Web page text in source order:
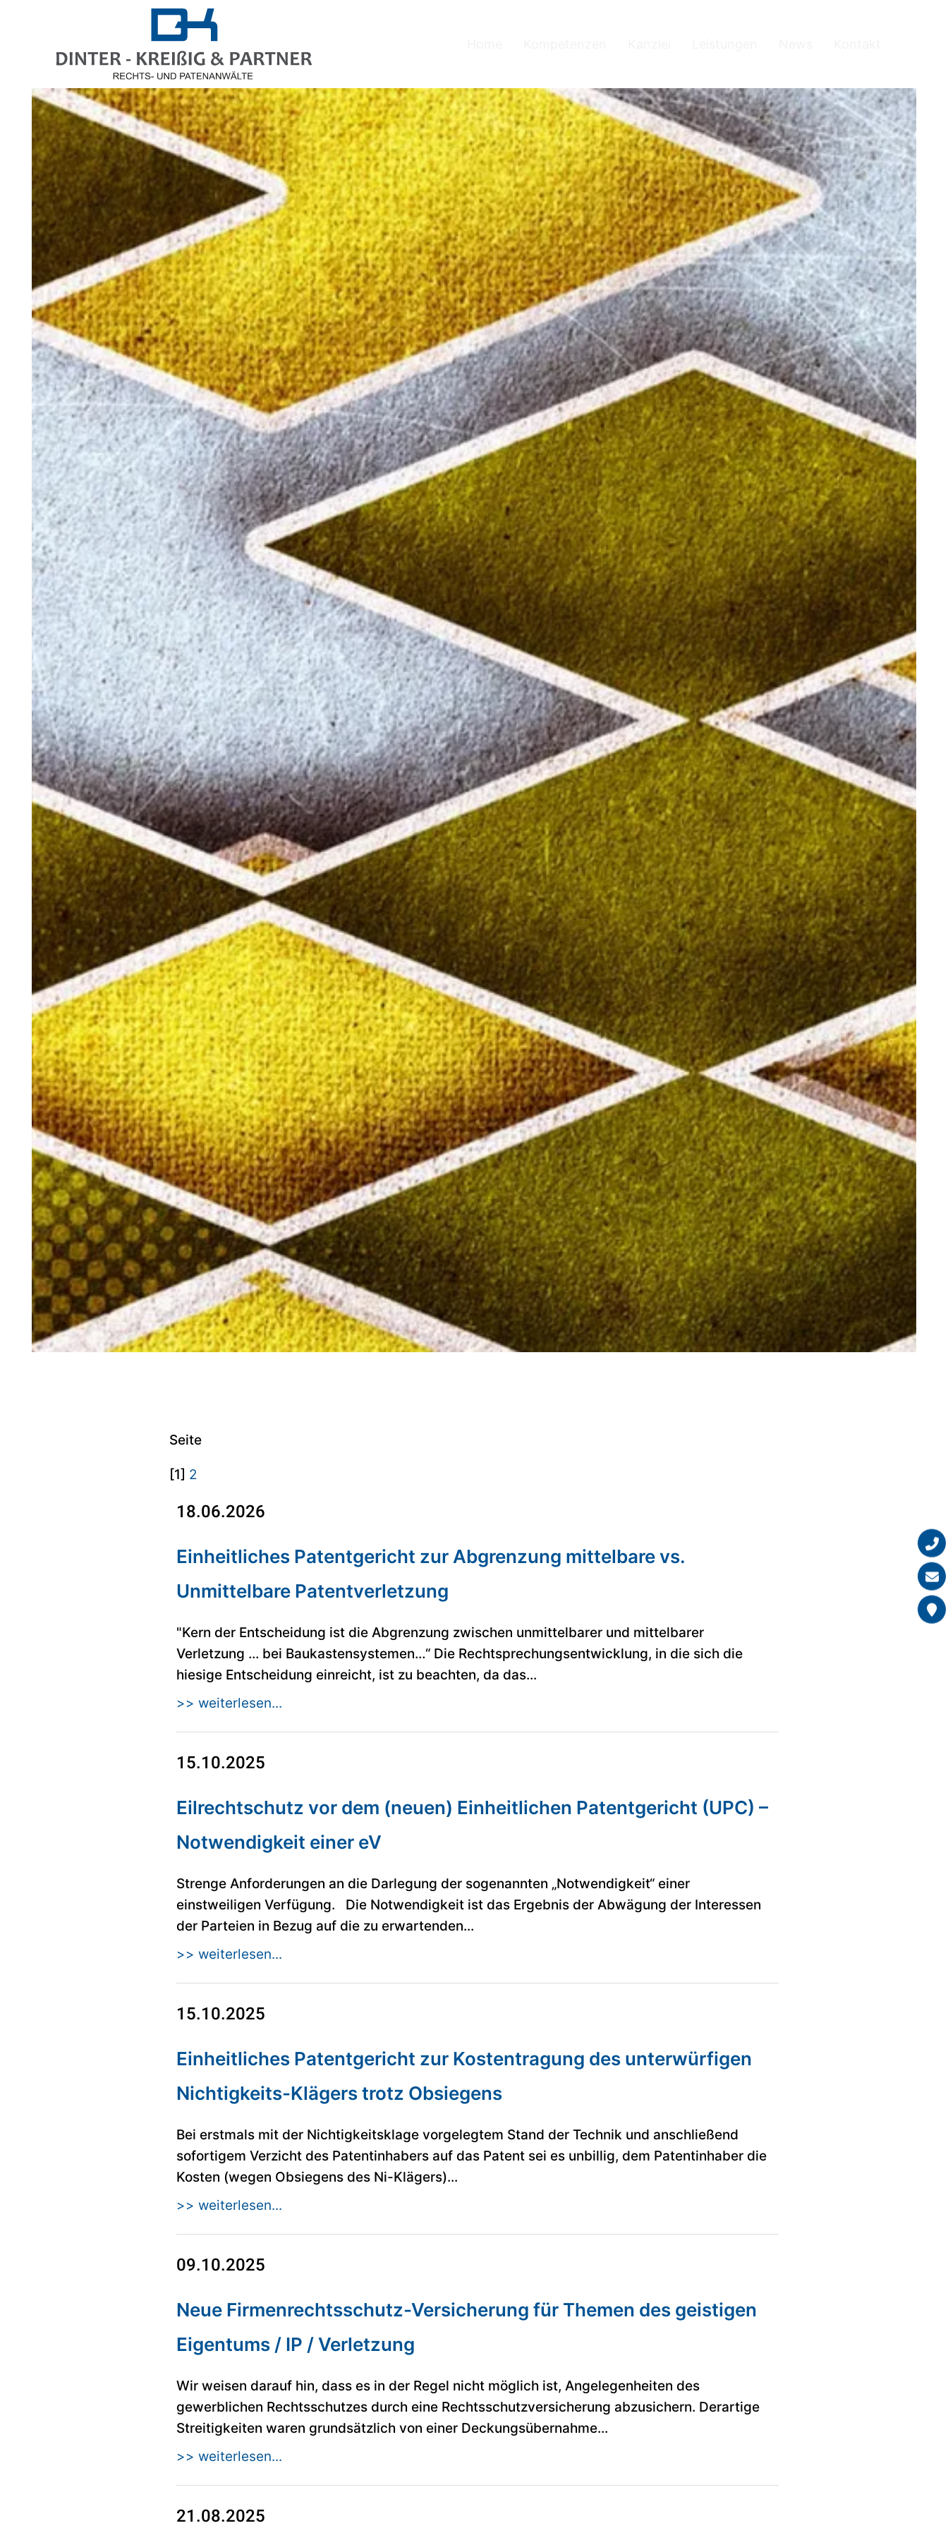
Seite
[1] 2
18.06.2026
Einheitliches Patentgericht zur Abgrenzung mittelbare vs.
Unmittelbare Patentverletzung
"Kern der Entscheidung ist die Abgrenzung zwischen unmittelbarer und mittelbarer
Verletzung … bei Baukastensystemen…“ Die Rechtsprechungsentwicklung, in die sich die
hiesige Entscheidung einreicht, ist zu beachten, da das...
>> weiterlesen...
15.10.2025
Eilrechtschutz vor dem (neuen) Einheitlichen Patentgericht (UPC) –
Notwendigkeit einer eV
Strenge Anforderungen an die Darlegung der sogenannten „Notwendigkeit“ einer
einstweiligen Verfügung. Die Notwendigkeit ist das Ergebnis der Abwägung der Interessen
der Parteien in Bezug auf die zu erwartenden...
>> weiterlesen...
15.10.2025
Einheitliches Patentgericht zur Kostentragung des unterwürfigen
Nichtigkeits-Klägers trotz Obsiegens
Bei erstmals mit der Nichtigkeitsklage vorgelegtem Stand der Technik und anschließend
sofortigem Verzicht des Patentinhabers auf das Patent sei es unbillig, dem Patentinhaber die
Kosten (wegen Obsiegens des Ni-Klägers)...
>> weiterlesen...
09.10.2025
Neue Firmenrechtsschutz-Versicherung für Themen des geistigen
Eigentums / IP / Verletzung
Wir weisen darauf hin, dass es in der Regel nicht möglich ist, Angelegenheiten des
gewerblichen Rechtsschutzes durch eine Rechtsschutzversicherung abzusichern. Derartige
Streitigkeiten waren grundsätzlich von einer Deckungsübernahme...
>> weiterlesen...
21.08.2025